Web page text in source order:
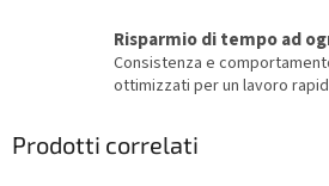
Risparmio di tempo ad
Consistenza e
ottimizzati per un lavoro
Prodotti correlati